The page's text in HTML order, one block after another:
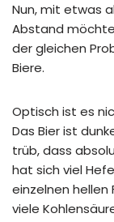
Nun, mit etwas
Abstand
der gleichen
Biere.
Optisch ist es
Das Bier ist
trüb, dass
hat sich viel
einzelnen hellen
viele